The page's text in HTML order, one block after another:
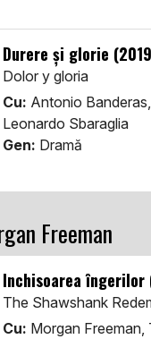
Durere și glorie
Dolor y gloria
Cu: Antonio
Leonardo Sbaraglia
Gen: Dramă
Freeman
Închisoarea îngerilor
The Shawshank
Cu: Morgan Freeman,